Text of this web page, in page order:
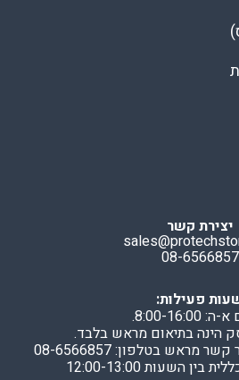
יצירת קשר
08-6566857
פעילות:
16:00.
הינה בתיאום מראש בלבד.
מראש בטלפון: 08-6566857
השעות 12:00-13:00